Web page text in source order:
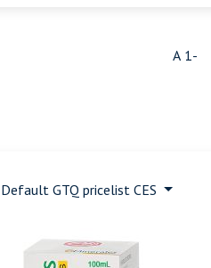
Default GTQ pricelist CES